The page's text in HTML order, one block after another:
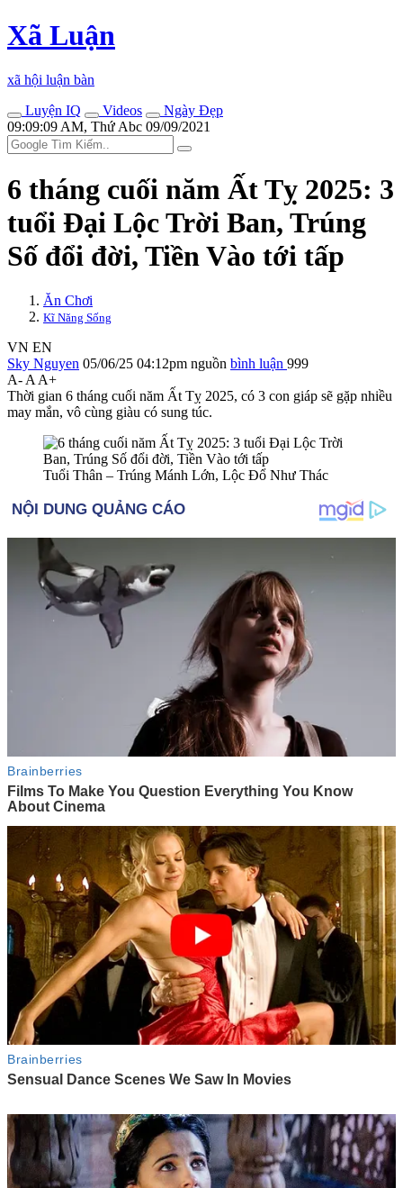
Xã Luận
xã hội luận bàn
Luyện IQ
Videos
Ngày Đẹp
09:09:09 AM, Thứ Abc 09/09/2021
6 tháng cuối năm Ất Tỵ 2025: 3
tuổi Đại Lộc Trời Ban, Trúng
Số đổi đời, Tiền Vào tới tấp
Ăn Chơi
Kĩ Năng Sống
VN EN
Sky Nguyen 05/06/25 04:12pm nguồn bình luận 999
A- A A+
Thời gian 6 tháng cuối năm Ất Tỵ 2025, có 3 con giáp sẽ gặp nhiều
may mắn, vô cùng giàu có sung túc.
Tuổi Thân – Trúng Mánh Lớn, Lộc Đổ Như Thác